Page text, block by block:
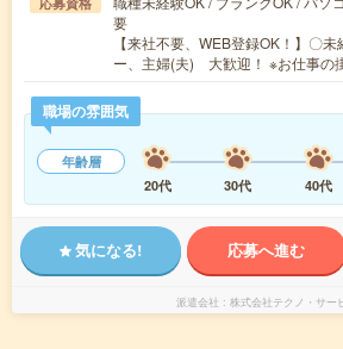
要
【来社不要、WEB登録OK！】〇
ー、主婦(夫) 大歓迎！ ※お仕事の
職場の雰囲気
年齢層
20代
30代 40代
気になる! 応募へ進む
派遣会社 株式会社テクノ・サー